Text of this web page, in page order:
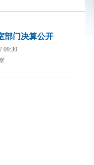
部门决算公开
09:30